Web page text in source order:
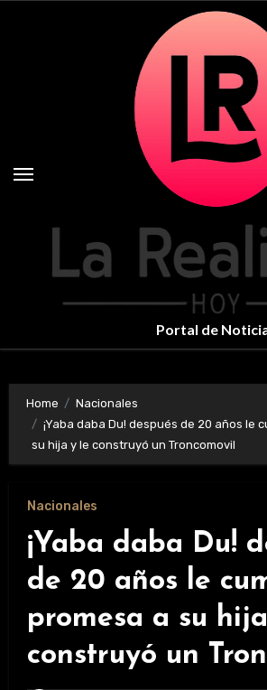
Portal de
Home
Nacionales
¡Yaba daba Du! después de 20 años le
su hija y le construyó un Troncomovil
Nacionales
¡Yaba daba Du!
de 20 años le
promesa a su
construyó un